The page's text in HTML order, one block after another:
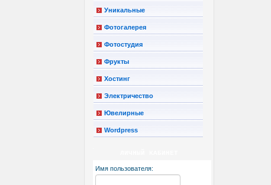
Уникальные
Фотогалерея
Фотостудия
Фрукты
Хостинг
Электричество
Ювелирные
Wordpress
Имя пользователя: